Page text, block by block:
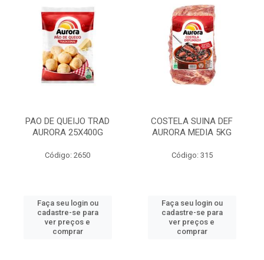
PAO DE QUEIJO TRAD
AURORA 25X400G
Código: 2650
Faça seu login ou
cadastre-se para
ver preços e
comprar
COSTELA SUINA DEF
AURORA MEDIA 5KG
Código: 315
Faça seu login ou
cadastre-se para
ver preços e
comprar